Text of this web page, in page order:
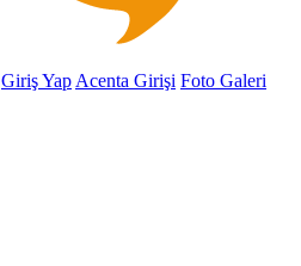
Giriş Yap Acenta Girişi Foto Galeri